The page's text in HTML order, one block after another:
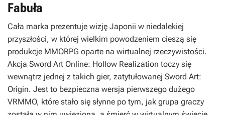
Fabuła
Cała marka prezentuje wizję Japonii w niedalekiej
przyszłości, w której wielkim powodzeniem cieszą się
produkcje MMORPG oparte na wirtualnej rzeczywistości.
Akcja Sword Art Online: Hollow Realization toczy się
wewnątrz jednej z takich gier, zatytułowanej Sword Art:
Origin. Jest to bezpieczna wersja pierwszego dużego
VRMMO, które stało się słynne po tym, jak grupa graczy